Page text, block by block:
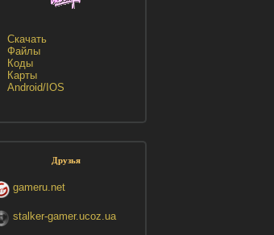
Скачать
Файлы
Коды
Карты
Android/IOS
Друзья
gameru.net
stalker-gamer.ucoz.ua